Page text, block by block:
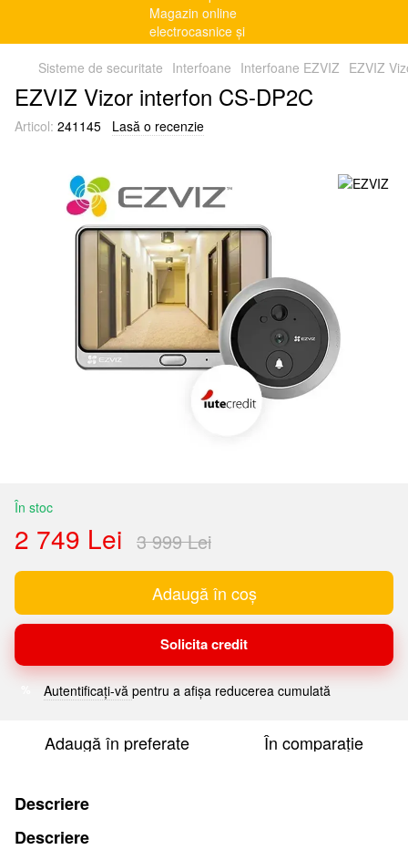
Sisteme de securitate Interfoane Interfoane EZVIZ EZVIZ
EZVIZ Vizor interfon CS-DP2C
Articol: 241145 Lasă o recenzie
În stoc
2 749 Lei 3 999 Lei
Adaugă în coș
Solicita credit
Autentificați-vă pentru a afișa reducerea cumulată
Adaugă în preferate În comparație
Descriere
Descriere